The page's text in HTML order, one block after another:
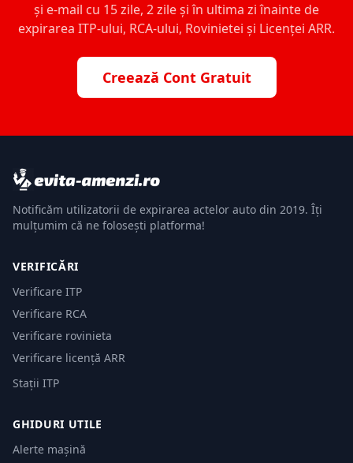
și e-mail cu 15 zile, 2 zile și în ultima zi înainte de
expirarea ITP-ului, RCA-ului, Rovinietei și Licenței ARR.
Creează Cont Gratuit
Notificăm utilizatorii de expirarea actelor auto din 2019. Îți
mulțumim că ne folosești platforma!
VERIFICĂRI
Verificare ITP
Verificare RCA
Verificare rovinieta
Verificare licență ARR
Stații ITP
GHIDURI UTILE
Alerte mașină